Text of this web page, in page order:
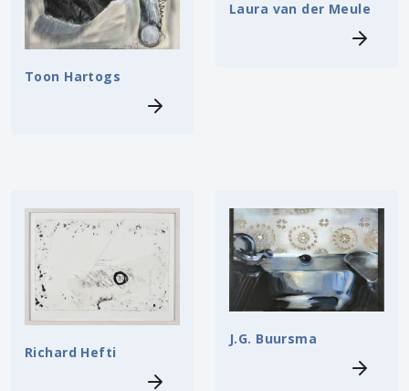
Toon Hartogs
Laura van der Meule
Richard Hefti
J.G. Buursma